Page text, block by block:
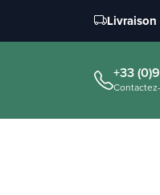
+33